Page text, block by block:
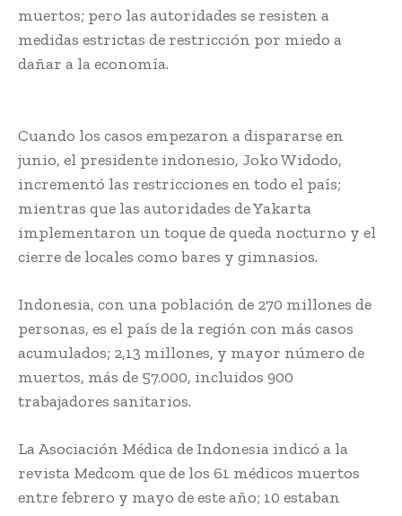
muertos; pero las autoridades se resisten a
medidas estrictas de restricción por miedo a
dañar a la economía.
Cuando los casos empezaron a dispararse en
junio, el presidente indonesio, Joko Widodo,
incrementó las restricciones en todo el país;
mientras que las autoridades de Yakarta
implementaron un toque de queda nocturno y el
cierre de locales como bares y gimnasios.
Indonesia, con una población de 270 millones de
personas, es el país de la región con más casos
acumulados; 2,13 millones, y mayor número de
muertos, más de 57.000, incluidos 900
trabajadores sanitarios.
La Asociación Médica de Indonesia indicó a la
revista Medcom que de los 61 médicos muertos
entre febrero y mayo de este año; 10 estaban